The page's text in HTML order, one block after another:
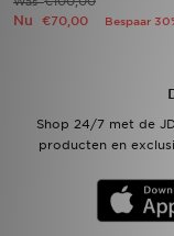
Nu €70,00 Bespaar
Shop 24/7 met de
producten en
Bestelling Traceren
Mijn JD
Klantenservice